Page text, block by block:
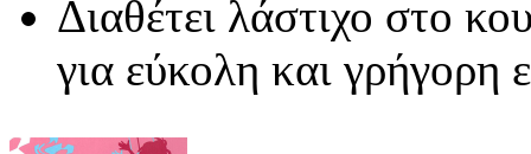
Διαθέτει λάστιχο στο
για εύκολη και γρήγορη